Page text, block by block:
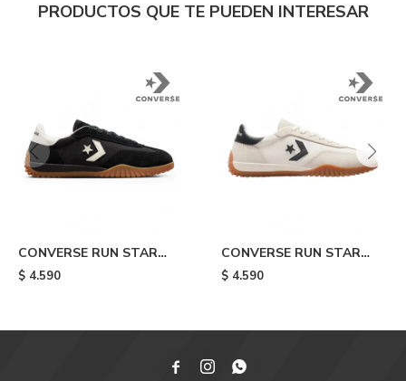
PRODUCTOS QUE TE PUEDEN INTERESAR
CONVERSE RUN STAR
TRAINER - Black
$ 4.590
CONVERSE RUN STAR
TRAINER - White
$ 4.590
  